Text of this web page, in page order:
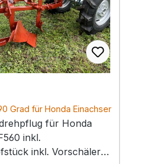
Bewertung von 0 von 5
Grad für Honda Einachser
&für Honda
inkl.
inkl. Vorschäler